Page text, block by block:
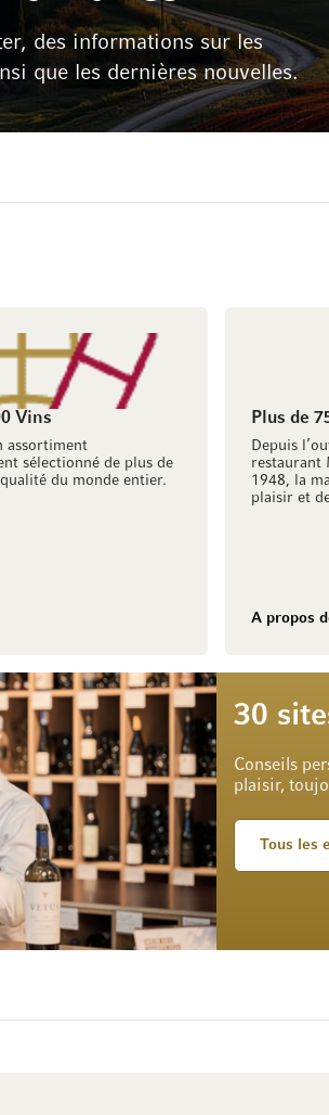
des informations sur les
que les dernières nouvelles.
Vins
assortiment
sélectionné de plus de
du monde entier.
Plus de
Depuis
restaurant
1948, la
plaisir et
A propos
30
Conseils
plaisir,
Tous les